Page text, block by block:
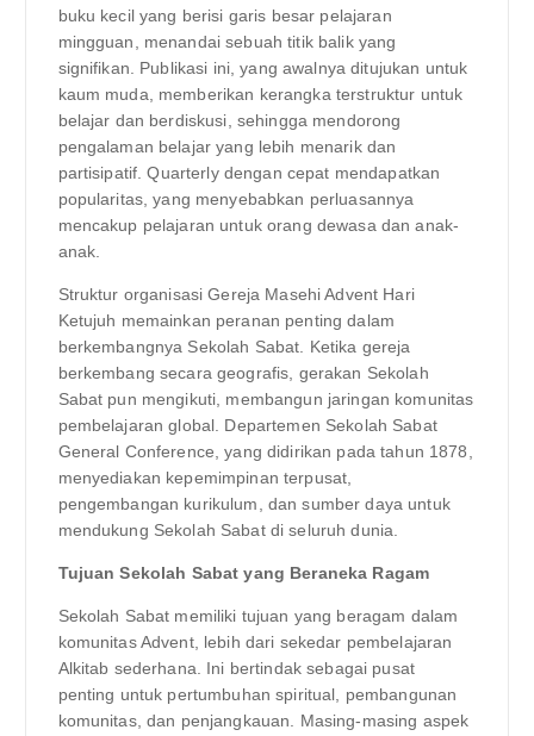
buku kecil yang berisi garis besar pelajaran
mingguan, menandai sebuah titik balik yang
signifikan. Publikasi ini, yang awalnya ditujukan untuk
kaum muda, memberikan kerangka terstruktur untuk
belajar dan berdiskusi, sehingga mendorong
pengalaman belajar yang lebih menarik dan
partisipatif. Quarterly dengan cepat mendapatkan
popularitas, yang menyebabkan perluasannya
mencakup pelajaran untuk orang dewasa dan anak-
anak.
Struktur organisasi Gereja Masehi Advent Hari
Ketujuh memainkan peranan penting dalam
berkembangnya Sekolah Sabat. Ketika gereja
berkembang secara geografis, gerakan Sekolah
Sabat pun mengikuti, membangun jaringan komunitas
pembelajaran global. Departemen Sekolah Sabat
General Conference, yang didirikan pada tahun 1878,
menyediakan kepemimpinan terpusat,
pengembangan kurikulum, dan sumber daya untuk
mendukung Sekolah Sabat di seluruh dunia.
Tujuan Sekolah Sabat yang Beraneka Ragam
Sekolah Sabat memiliki tujuan yang beragam dalam
komunitas Advent, lebih dari sekedar pembelajaran
Alkitab sederhana. Ini bertindak sebagai pusat
penting untuk pertumbuhan spiritual, pembangunan
komunitas, dan penjangkauan. Masing-masing aspek